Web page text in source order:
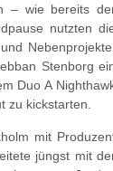
– wie bereits
nutzten
Stenborg
Duo A
zu kickstarten.
mit
jüngst mit